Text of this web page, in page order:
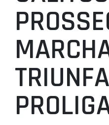
CLUBES
AGENTES
AGENDA
SELEÇÕES
MINIBASQUETE
ÁREA TÉCNICA
PROJETOS